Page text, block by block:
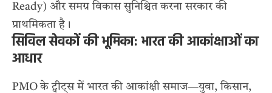
Ready) और समग्र विकास सुनिश्चित करना सरकार की
प्राथमिकता है।
सिविल सेवकों की भूमिका: भारत की आकांक्षाओं का
आधार
PMO के ट्वीट्स में भारत की आकांक्षी समाज—युवा, किसान,